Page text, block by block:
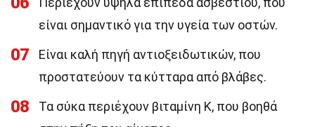
είναι σημαντικό για την υγεία των οστών.
07
Είναι καλή πηγή αντιοξειδωτικών, που
προστατεύουν τα κύτταρα από βλάβες.
08
Τα σύκα περιέχουν βιταμίνη Κ, που βοηθά